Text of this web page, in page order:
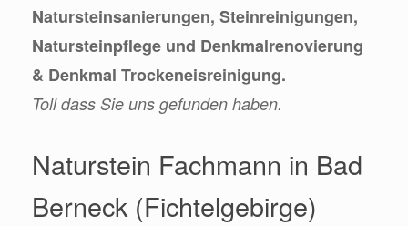
Natursteinsanierungen, Steinreinigungen,
Natursteinpflege und Denkmalrenovierung
& Denkmal Trockeneisreinigung.
Toll dass Sie uns gefunden haben.
Naturstein Fachmann in Bad
Berneck (Fichtelgebirge)